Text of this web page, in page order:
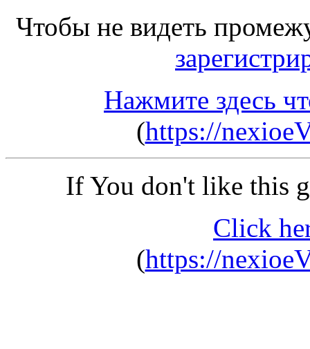
Чтобы не видеть
Нажмите здесь
(https://
If You don't like this
Click
(https://